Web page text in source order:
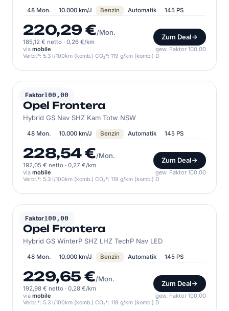
48 Mon. 10.000 km/J Benzin Automatik 145 PS
220,29 €/Mon.
185,12 € netto · 0,26 €/km
Zum Deal
via mobile gew. Faktor 100,00
Verbr.*: 5.3 l/100km (komb.) CO₂*: 119 g/km (komb.) D
Faktor100,00
OPEL
Opel Frontera
Hybrid GS Nav SHZ Kam Totw NSW
48 Mon. 10.000 km/J Benzin Automatik 145 PS
228,54 €/Mon.
192,05 € netto · 0,27 €/km
Zum Deal
via mobile gew. Faktor 100,00
Verbr.*: 5.3 l/100km (komb.) CO₂*: 119 g/km (komb.) D
Faktor100,00
OPEL
Opel Frontera
Hybrid GS WinterP SHZ LHZ TechP Nav LED
48 Mon. 10.000 km/J Benzin Automatik 145 PS
229,65 €/Mon.
192,98 € netto · 0,28 €/km
Zum Deal
via mobile gew. Faktor 100,00
Verbr.*: 5.3 l/100km (komb.) CO₂*: 119 g/km (komb.) D